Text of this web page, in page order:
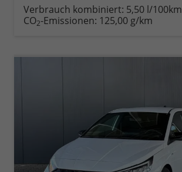
Verbrauch kombiniert: 5,50 l/100km
CO2-Emissionen: 125,00 g/km